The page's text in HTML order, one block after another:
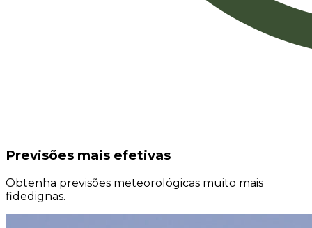
Previsões mais efetivas
Obtenha previsões meteorológicas muito mais
fidedignas.